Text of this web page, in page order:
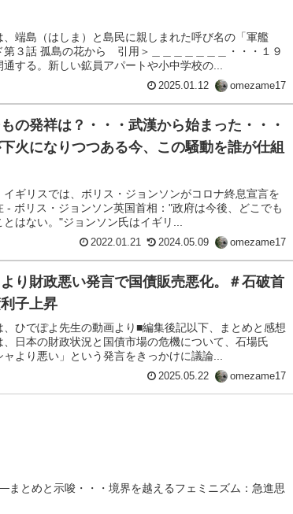
端島（はしま）と島民に親しまれた呼び名の「軍艦
３話 孤島の花から 引用＞＿＿＿＿＿＿＿・・・１９
する。新しい鉱員アパートや小中学校の...
2025.01.12 omezame17
の発祥は？・・・武漢から始まった・・・
火になりつつある今、この騒動を誰が仕組
ギリスでは、ボリス・ジョンソンがコロナ終息宣言を
- ボリス・ジョンソン英国首相："政府は今後、どこでも
はない。"ジョンソン氏はイギリ...
2022.01.21 2024.05.09 omezame17
り財政悪い発言で国債販売悪化。＃石破首
子上昇
ひでぽよ先生の動画より■編集後記以下、まとめと感想
日本の財政状況と国債市場の危機について、石場氏
より悪い」という発言をきっかけに議論...
2025.05.22 omezame17
とめと示唆・・・境界を越えるフェミニズム：急進思